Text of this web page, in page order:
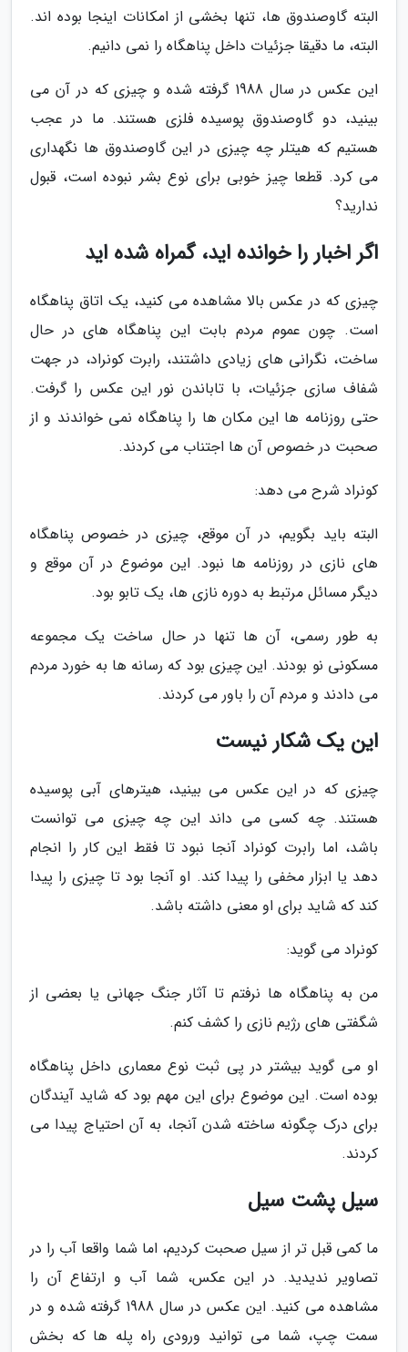
البته گاوصندوق ها، تنها بخشی از امکانات اینجا بوده اند.
البته، ما دقیقا جزئیات داخل پناهگاه را نمی دانیم.
این عکس در سال 1988 گرفته شده و چیزی که در آن می
بینید، دو گاوصندوق پوسیده فلزی هستند. ما در عجب
هستیم که هیتلر چه چیزی در این گاوصندوق ها نگهداری
می کرد. قطعا چیز خوبی برای نوع بشر نبوده است، قبول
ندارید؟
اگر اخبار را خوانده اید، گمراه شده اید
چیزی که در عکس بالا مشاهده می کنید، یک اتاق پناهگاه
است. چون عموم مردم بابت این پناهگاه های در حال
ساخت، نگرانی های زیادی داشتند، رابرت کونراد، در جهت
شفاف سازی جزئیات، با تاباندن نور این عکس را گرفت.
حتی روزنامه ها این مکان ها را پناهگاه نمی خواندند و از
صحبت در خصوص آن ها اجتناب می کردند.
کونراد شرح می دهد:
البته باید بگویم، در آن موقع، چیزی در خصوص پناهگاه
های نازی در روزنامه ها نبود. این موضوع در آن موقع و
دیگر مسائل مرتبط به دوره نازی ها، یک تابو بود.
به طور رسمی، آن ها تنها در حال ساخت یک مجموعه
مسکونی نو بودند. این چیزی بود که رسانه ها به خورد مردم
می دادند و مردم آن را باور می کردند.
این یک شکار نیست
چیزی که در این عکس می بینید، هیترهای آبی پوسیده
هستند. چه کسی می داند این چه چیزی می توانست
باشد، اما رابرت کونراد آنجا نبود تا فقط این کار را انجام
دهد یا ابزار مخفی را پیدا کند. او آنجا بود تا چیزی را پیدا
کند که شاید برای او معنی داشته باشد.
کونراد می گوید:
من به پناهگاه ها نرفتم تا آثار جنگ جهانی یا بعضی از
شگفتی های رژیم نازی را کشف کنم.
او می گوید بیشتر در پی ثبت نوع معماری داخل پناهگاه
بوده است. این موضوع برای این مهم بود که شاید آیندگان
برای درک چگونه ساخته شدن آنجا، به آن احتیاج پیدا می
کردند.
سیل پشت سیل
ما کمی قبل تر از سیل صحبت کردیم، اما شما واقعا آب را در
تصاویر ندیدید. در این عکس، شما آب و ارتفاع آن را
مشاهده می کنید. این عکس در سال 1988 گرفته شده و در
سمت چپ، شما می توانید ورودی راه پله ها که بخش